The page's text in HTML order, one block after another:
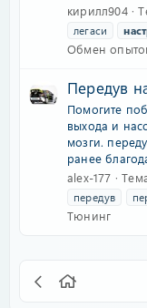
кирилл904
легаси
Обмен
Передув
Помогите
выхода и
мозги.
ранее
alex-177
передув
Тюнинг